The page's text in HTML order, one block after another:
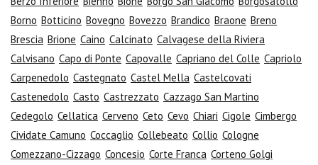
Borno Botticino Bovegno Bovezzo Brandico Braone Breno
Brescia Brione Caino Calcinato Calvagese della Riviera
Calvisano Capo di Ponte Capovalle Capriano del Colle Capriolo
Carpenedolo Castegnato Castel Mella Castelcovati
Castenedolo Casto Castrezzato Cazzago San Martino
Cedegolo Cellatica Cerveno Ceto Cevo Chiari Cigole Cimbergo
Cividate Camuno Coccaglio Collebeato Collio Cologne
Comezzano-Cizzago Concesio Corte Franca Corteno Golgi